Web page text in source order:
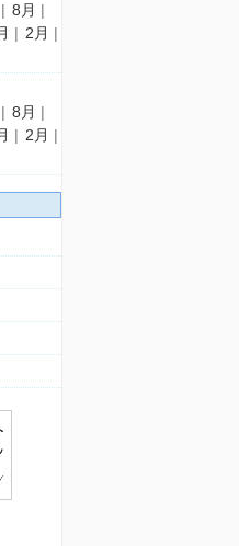
| 8月 |
| 2月 |
| 8月 |
| 2月 |